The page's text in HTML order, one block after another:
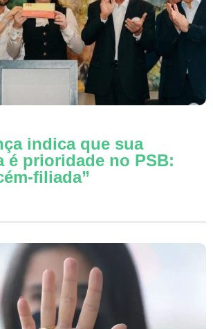
indica que sua
é prioridade no PSB:
filiada”